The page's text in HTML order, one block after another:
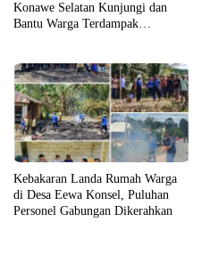
Konawe Selatan Kunjungi dan
Bantu Warga Terdampak
Kebakaran Landa Rumah Warga
di Desa Eewa Konsel, Puluhan
Personel Gabungan Dikerahkan